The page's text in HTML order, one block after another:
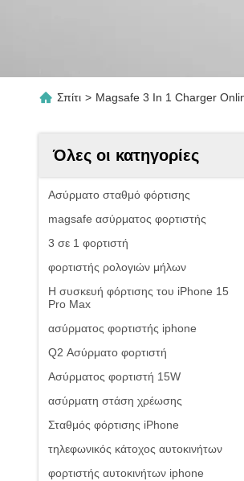
Σπίτι > Magsafe 3 In 1 Charger
Όλες οι κατηγορίες
Ασύρματο σταθμό φόρτισης
magsafe ασύρματος φορτιστής
3 σε 1 φορτιστή
φορτιστής ρολογιών μήλων
Η συσκευή φόρτισης του iPhone 15
Pro Max
ασύρματος φορτιστής iphone
Q2 Ασύρματο φορτιστή
Ασύρματος φορτιστή 15W
ασύρματη στάση χρέωσης
Σταθμός φόρτισης iPhone
τηλεφωνικός κάτοχος αυτοκινήτων
φορτιστής αυτοκινήτων iphone